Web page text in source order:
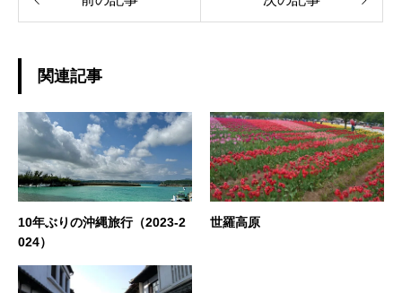
関連記事
10年ぶりの沖縄旅行（2023-2
024）
世羅高原